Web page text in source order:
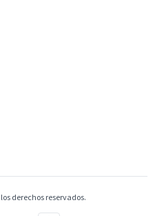
derechos reservados.